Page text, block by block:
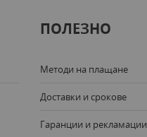
ПОЛЕЗНО
Методи на плащане
Доставки и срокове
Гаранции и рекламации